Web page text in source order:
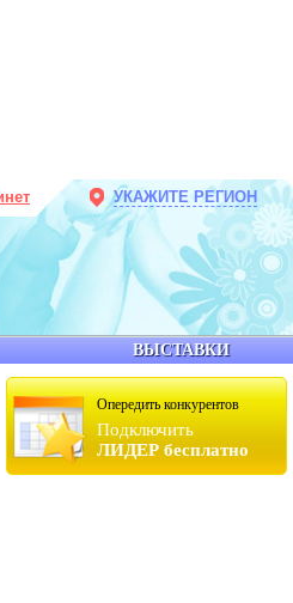
Опередить конкурентов
Подключить
ЛИДЕР бесплатно
ВЫСТАВКИ
УКАЖИТЕ РЕГИОН